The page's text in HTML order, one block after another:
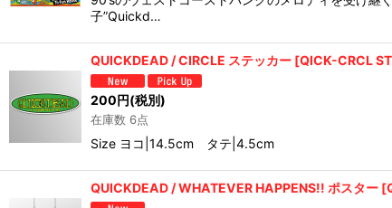
子”Quickd…
QUICKDEAD / CIRCLE ステッカー [QICK-CRCL
200円(税別)
在庫数 6点
Size ヨコ|14.5cm タテ|4.5cm
QUICKDEAD / WHATEVER HAPPENS!! ポスター [